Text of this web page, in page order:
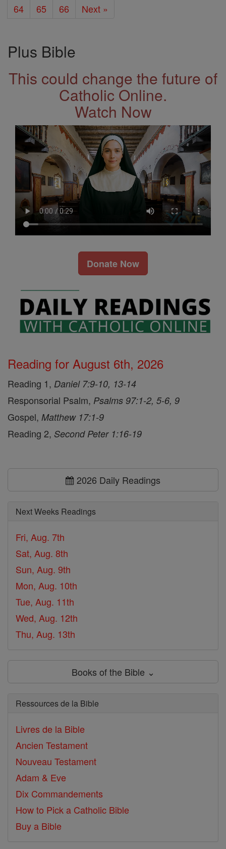
64 65 66 Next »
Plus Bible
This could change the future of
Catholic Online.
Watch Now
Donate Now
Reading for August 6th, 2026
Reading 1, Daniel 7:9-10, 13-14
Responsorial Psalm, Psalms 97:1-2, 5-6, 9
Gospel, Matthew 17:1-9
Reading 2, Second Peter 1:16-19
2026 Daily Readings
Next Weeks Readings
Fri, Aug. 7th
Sat, Aug. 8th
Sun, Aug. 9th
Mon, Aug. 10th
Tue, Aug. 11th
Wed, Aug. 12th
Thu, Aug. 13th
Books of the Bible ⌄
Ressources de la Bible
Livres de la Bible
Ancien Testament
Nouveau Testament
Adam & Eve
Dix Commandements
How to Pick a Catholic Bible
Buy a Bible